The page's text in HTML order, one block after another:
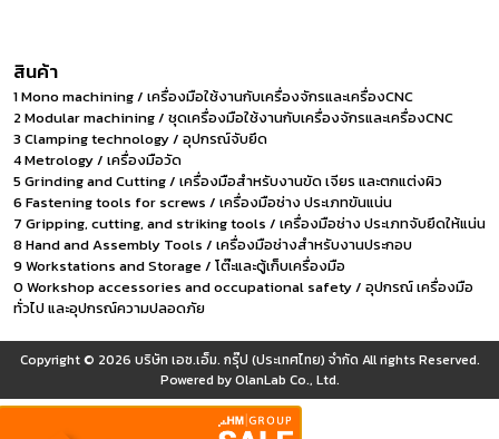
สินค้า
1 Mono machining / เครื่องมือใช้งานกับเครื่องจักรและเครื่องCNC
2 Modular machining / ชุดเครื่องมือใช้งานกับเครื่องจักรและเครื่องCNC
3 Clamping technology / อุปกรณ์จับยึด
4 Metrology / เครื่องมือวัด
5 Grinding and Cutting / เครื่องมือสำหรับงานขัด เจียร และตกแต่งผิว
6 Fastening tools for screws / เครื่องมือช่าง ประเภทขันแน่น
7 Gripping, cutting, and striking tools / เครื่องมือช่าง ประเภทจับยึดให้แน่น
8 Hand and Assembly Tools / เครื่องมือช่างสำหรับงานประกอบ
9 Workstations and Storage / โต๊ะและตู้เก็บเครื่องมือ
0 Workshop accessories and occupational safety / อุปกรณ์ เครื่องมือ
ทั่วไป และอุปกรณ์ความปลอดภัย
Copyright © 2026 บริษัท เอช.เอ็ม. กรุ๊ป (ประเทศไทย) จำกัด All rights Reserved.
Powered byOlanLab Co., Ltd.